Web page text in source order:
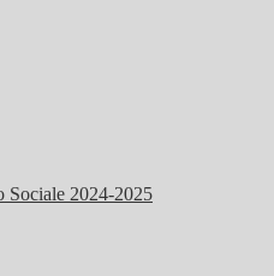
Sociale 2024-2025